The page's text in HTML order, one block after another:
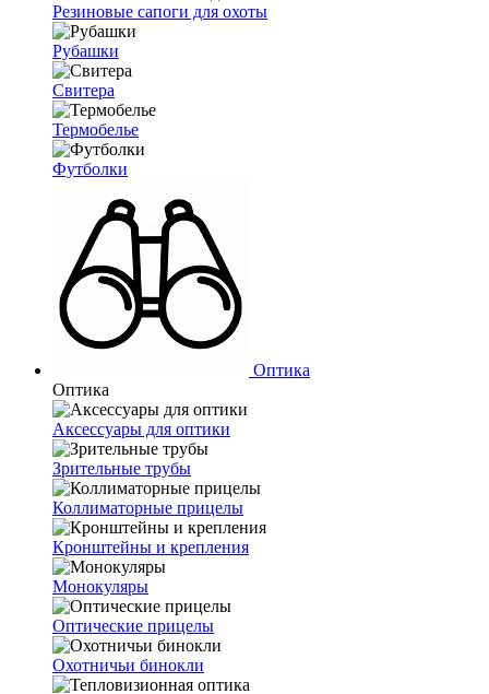
Резиновые сапоги для охоты
Рубашки
Свитера
Термобелье
Футболки
Оптика
Оптика
Аксессуары для оптики
Зрительные трубы
Коллиматорные прицелы
Кронштейны и крепления
Монокуляры
Оптические прицелы
Охотничьи бинокли